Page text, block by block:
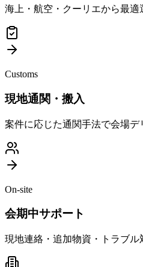
海上・航空・クーリエから最適
Customs
現地通関・搬入
案件に応じた通関手法で会場デ
On-site
会期中サポート
現地連絡・追加物資・トラブル